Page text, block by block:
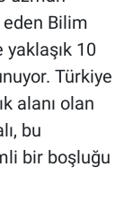
Bilim
yaklaşık 10
Türkiye
alanı olan
bu
bir boşluğu